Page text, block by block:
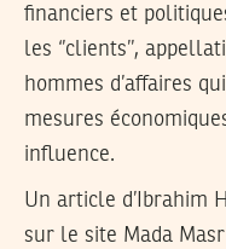
financiers et
les ‘’clients’’,
hommes d’affaires
mesures
influence.
Un article d’Ibrahim
sur le site Mada